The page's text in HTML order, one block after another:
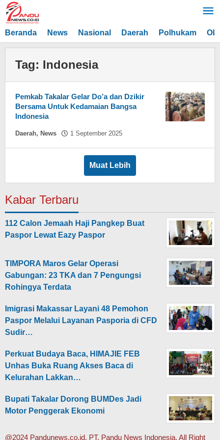
Lewati
ke
konten
Beranda News Nasional Daerah Polhukam
Tag: Indonesia
Pemkab Takalar Gelar Do’a dan Dzikir
Bersama Untuk Kedamaian Bangsa
Indonesia
Daerah, News 1 September 2025
Muat Lebih
Kabar Terbaru
112 Calon Jemaah Haji Pangkep Buat
Paspor Lewat Eazy Paspor
TIMPORA Maros Gelar Operasi
Gabungan: 23 TKA dan 7 Pengungsi
Rohingya Terdata
Imigrasi Makassar Layani 48 Pemohon
Paspor Melalui Layanan Pasporia di CFD
Sudir…
Perkuat Budaya Baca, HIMAJIE FEB
Unhas Buka Ruang Akses Baca di
Kelurahan Lakkan…
Bupati Takalar Dorong BUMDes Jadi
Motor Penggerak Ekonomi
@2024 Pandunews.co.id, PT. Pandu News Indonesia. All Right